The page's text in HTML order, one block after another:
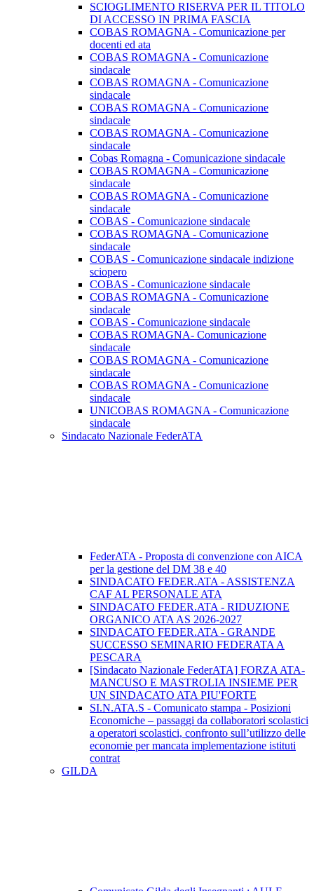
SCIOGLIMENTO RISERVA PER IL TITOLO
DI ACCESSO IN PRIMA FASCIA
COBAS ROMAGNA - Comunicazione per
docenti ed ata
COBAS ROMAGNA - Comunicazione
sindacale
COBAS ROMAGNA - Comunicazione
sindacale
COBAS ROMAGNA - Comunicazione
sindacale
COBAS ROMAGNA - Comunicazione
sindacale
Cobas Romagna - Comunicazione sindacale
COBAS ROMAGNA - Comunicazione
sindacale
COBAS ROMAGNA - Comunicazione
sindacale
COBAS - Comunicazione sindacale
COBAS ROMAGNA - Comunicazione
sindacale
COBAS - Comunicazione sindacale indizione
sciopero
COBAS - Comunicazione sindacale
COBAS ROMAGNA - Comunicazione
sindacale
COBAS - Comunicazione sindacale
COBAS ROMAGNA- Comunicazione
sindacale
COBAS ROMAGNA - Comunicazione
sindacale
COBAS ROMAGNA - Comunicazione
sindacale
UNICOBAS ROMAGNA - Comunicazione
sindacale
Sindacato Nazionale FederATA
FederATA - Proposta di convenzione con AICA
per la gestione del DM 38 e 40
SINDACATO FEDER.ATA - ASSISTENZA
CAF AL PERSONALE ATA
SINDACATO FEDER.ATA - RIDUZIONE
ORGANICO ATA AS 2026-2027
SINDACATO FEDER.ATA - GRANDE
SUCCESSO SEMINARIO FEDERATA A
PESCARA
[Sindacato Nazionale FederATA] FORZA ATA-
MANCUSO E MASTROLIA INSIEME PER
UN SINDACATO ATA PIU'FORTE
SI.N.ATA.S - Comunicato stampa - Posizioni
Economiche – passaggi da collaboratori scolastici
a operatori scolastici, confronto sull’utilizzo delle
economie per mancata implementazione istituti
contrat
GILDA